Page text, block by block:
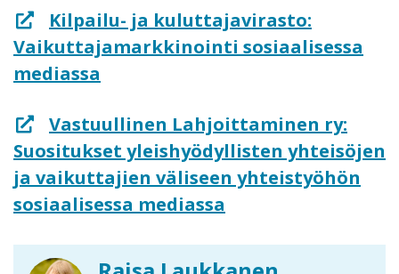
Kilpailu- ja kuluttajavirasto:
Vaikuttajamarkkinointi sosiaalisessa
mediassa
Vastuullinen Lahjoittaminen ry:
Suositukset yleishyödyllisten yhteisöjen
ja vaikuttajien väliseen yhteistyöhön
sosiaalisessa mediassa